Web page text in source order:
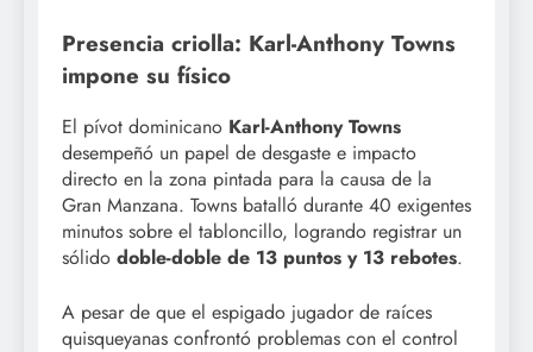
Presencia criolla: Karl-Anthony Towns
impone su físico
El pívot dominicano Karl-Anthony Towns
desempeñó un papel de desgaste e impacto
directo en la zona pintada para la causa de la
Gran Manzana. Towns batalló durante 40 exigentes
minutos sobre el tabloncillo, logrando registrar un
sólido doble-doble de 13 puntos y 13 rebotes.
A pesar de que el espigado jugador de raíces
quisqueyanas confrontó problemas con el control